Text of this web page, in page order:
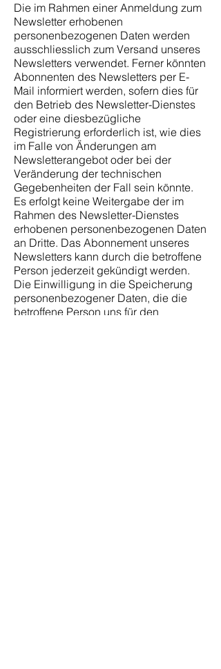
Die im Rahmen einer Anmeldung zum
Newsletter erhobenen
personenbezogenen Daten werden
ausschliesslich zum Versand unseres
Newsletters verwendet. Ferner könnten
Abonnenten des Newsletters per E-
Mail informiert werden, sofern dies für
den Betrieb des Newsletter-Dienstes
oder eine diesbezügliche
Registrierung erforderlich ist, wie dies
im Falle von Änderungen am
Newsletterangebot oder bei der
Veränderung der technischen
Gegebenheiten der Fall sein könnte.
Es erfolgt keine Weitergabe der im
Rahmen des Newsletter-Dienstes
erhobenen personenbezogenen Daten
an Dritte. Das Abonnement unseres
Newsletters kann durch die betroffene
Person jederzeit gekündigt werden.
Die Einwilligung in die Speicherung
personenbezogener Daten, die die
betroffene Person uns für den